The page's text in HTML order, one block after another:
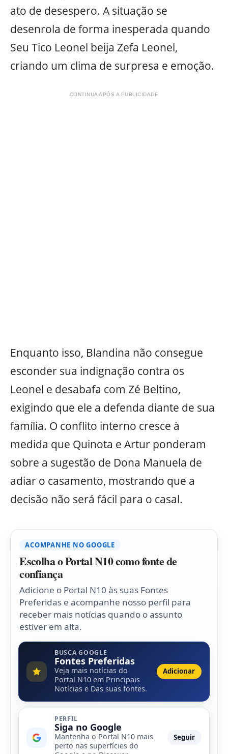
ato de desespero. A situação se
desenrola de forma inesperada quando
Seu Tico Leonel beija Zefa Leonel,
criando um clima de surpresa e emoção.
CONTINUA APÓS A PUBLICIDADE
Enquanto isso, Blandina não consegue
esconder sua indignação contra os
Leonel e desabafa com Zé Beltino,
exigindo que ele a defenda diante de sua
família. O conflito interno cresce à
medida que Quinota e Artur ponderam
sobre a sugestão de Dona Manuela de
adiar o casamento, mostrando que a
decisão não será fácil para o casal.
ACOMPANHE NO GOOGLE
Escolha o Portal N10 como fonte de
confiança
Adicione o Portal N10 às suas Fontes
Preferidas e acompanhe nosso perfil para
receber mais notícias quando o assunto
estiver em alta.
BUSCA GOOGLE
Fontes Preferidas
Veja mais notícias do
Portal N10 em Principais
Notícias e Das suas fontes.
Adicionar
PERFIL
Siga no Google
Mantenha o Portal N10 mais
perto nas superfícies do
Seguir